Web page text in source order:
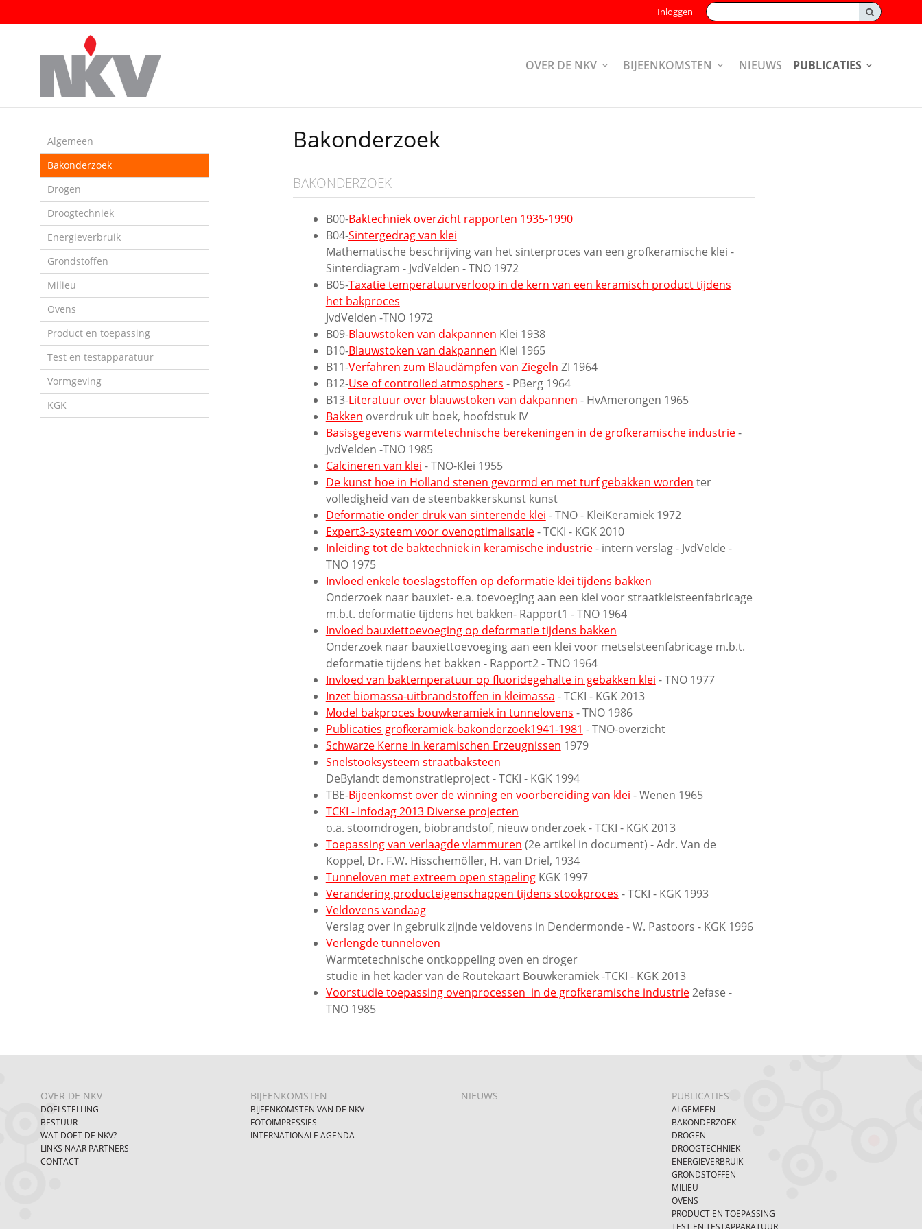
links
Spring
naar
inhoud
naar
het
menu
Zoeken:
Inloggen
OVER DE NKV BIJEENKOMSTEN NIEUWS PUBLICATIES
Bakonderzoek
BAKONDERZOEK
B00-Baktechniek overzicht rapporten 1935-1990
B04-Sintergedrag van klei
Mathematische beschrijving van het sinterproces van een grofkeramische klei -
Sinterdiagram - JvdVelden - TNO 1972
B05-Taxatie temperatuurverloop in de kern van een keramisch product tijdens
het bakproces
JvdVelden -TNO 1972
B09-Blauwstoken van dakpannen Klei 1938
B10-Blauwstoken van dakpannen Klei 1965
B11-Verfahren zum Blaudämpfen van Ziegeln ZI 1964
B12-Use of controlled atmosphers - PBerg 1964
B13-Literatuur over blauwstoken van dakpannen - HvAmerongen 1965
Bakken overdruk uit boek, hoofdstuk IV
Basisgegevens warmtetechnische berekeningen in de grofkeramische industrie-
JvdVelden -TNO 1985
Calcineren van klei - TNO-Klei 1955
De kunst hoe in Holland stenen gevormd en met turf gebakken worden ter
volledigheid van de steenbakkerskunst kunst
Deformatie onder druk van sinterende klei - TNO - KleiKeramiek 1972
Expert3-systeem voor ovenoptimalisatie- TCKI - KGK 2010
Inleiding tot de baktechniek in keramische industrie- intern verslag - JvdVelde -
TNO 1975
Invloed enkele toeslagstoffen op deformatie klei tijdens bakken
Onderzoek naar bauxiet- e.a. toevoeging aan een klei voor straatkleisteenfabricage
m.b.t. deformatie tijdens het bakken- Rapport1 - TNO 1964
Invloed bauxiettoevoeging op deformatie tijdens bakken
Onderzoek naar bauxiettoevoeging aan een klei voor metselsteenfabricage m.b.t.
deformatie tijdens het bakken - Rapport2 - TNO 1964
Invloed van baktemperatuur op fluoridegehalte in gebakken klei - TNO 1977
Inzet biomassa-uitbrandstoffen in kleimassa - TCKI - KGK 2013
Model bakproces bouwkeramiek in tunnelovens - TNO 1986
Publicaties grofkeramiek-bakonderzoek1941-1981 - TNO-overzicht
Schwarze Kerne in keramischen Erzeugnissen 1979
Snelstooksysteem straatbaksteen
DeBylandt demonstratieproject - TCKI - KGK 1994
TBE-Bijeenkomst over de winning en voorbereiding van klei - Wenen 1965
TCKI - Infodag 2013 Diverse projecten
o.a. stoomdrogen, biobrandstof, nieuw onderzoek - TCKI - KGK 2013
Toepassing van verlaagde vlammuren (2e artikel in document) - Adr. Van de
Koppel, Dr. F.W. Hisschemöller, H. van Driel, 1934
Tunneloven met extreem open stapelingKGK 1997
Verandering producteigenschappen tijdens stookproces - TCKI - KGK 1993
Veldovens vandaag
Verslag over in gebruik zijnde veldovens in Dendermonde - W. Pastoors - KGK 1996
Verlengde tunneloven
Warmtetechnische ontkoppeling oven en droger
studie in het kader van de Routekaart Bouwkeramiek -TCKI - KGK 2013
Voorstudie toepassing ovenprocessen in de grofkeramische industrie2efase -
TNO 1985
Algemeen
Bakonderzoek
Drogen
Droogtechniek
Energieverbruik
Grondstoffen
Milieu
Ovens
Product en toepassing
Test en testapparatuur
Vormgeving
KGK
OVER DE NKV
DOELSTELLING
BESTUUR
WAT DOET DE NKV?
LINKS NAAR PARTNERS
CONTACT
BIJEENKOMSTEN
BIJEENKOMSTEN VAN DE NKV
FOTOIMPRESSIES
INTERNATIONALE AGENDA
NIEUWS PUBLICATIES
ALGEMEEN
BAKONDERZOEK
DROGEN
DROOGTECHNIEK
ENERGIEVERBRUIK
GRONDSTOFFEN
MILIEU
OVENS
PRODUCT EN TOEPASSING
TEST EN TESTAPPARATUUR